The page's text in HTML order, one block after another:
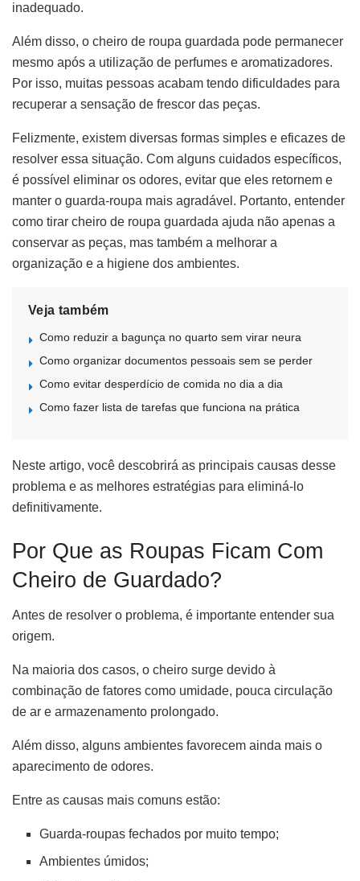
inadequado.
Além disso, o cheiro de roupa guardada pode permanecer
mesmo após a utilização de perfumes e aromatizadores.
Por isso, muitas pessoas acabam tendo dificuldades para
recuperar a sensação de frescor das peças.
Felizmente, existem diversas formas simples e eficazes de
resolver essa situação. Com alguns cuidados específicos,
é possível eliminar os odores, evitar que eles retornem e
manter o guarda-roupa mais agradável. Portanto, entender
como tirar cheiro de roupa guardada ajuda não apenas a
conservar as peças, mas também a melhorar a
organização e a higiene dos ambientes.
Veja também
Como reduzir a bagunça no quarto sem virar neura
Como organizar documentos pessoais sem se perder
Como evitar desperdício de comida no dia a dia
Como fazer lista de tarefas que funciona na prática
Neste artigo, você descobrirá as principais causas desse
problema e as melhores estratégias para eliminá-lo
definitivamente.
Por Que as Roupas Ficam Com
Cheiro de Guardado?
Antes de resolver o problema, é importante entender sua
origem.
Na maioria dos casos, o cheiro surge devido à
combinação de fatores como umidade, pouca circulação
de ar e armazenamento prolongado.
Além disso, alguns ambientes favorecem ainda mais o
aparecimento de odores.
Entre as causas mais comuns estão:
Guarda-roupas fechados por muito tempo;
Ambientes úmidos;